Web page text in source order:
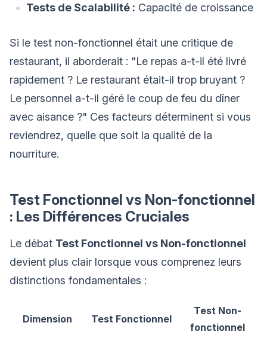
Tests de Scalabilité : Capacité de croissance
Si le test non-fonctionnel était une critique de
restaurant, il aborderait : "Le repas a-t-il été livré
rapidement ? Le restaurant était-il trop bruyant ?
Le personnel a-t-il géré le coup de feu du dîner
avec aisance ?" Ces facteurs déterminent si vous
reviendrez, quelle que soit la qualité de la
nourriture.
Test Fonctionnel vs Non-fonctionnel
: Les Différences Cruciales
Le débat Test Fonctionnel vs Non-fonctionnel
devient plus clair lorsque vous comprenez leurs
distinctions fondamentales :
Dimension Test Fonctionnel
Test Non-
fonctionnel